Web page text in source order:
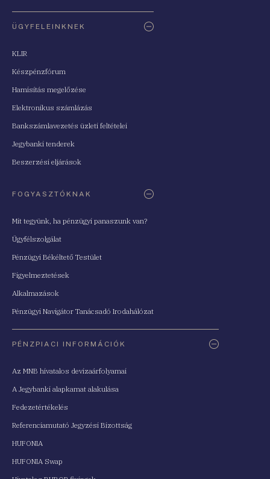
ÜGYFELEINKNEK
KLIR
Készpénzfórum
Hamisítás megelőzése
Elektronikus számlázás
Bankszámlavezetés üzleti feltételei
Jegybanki tenderek
Beszerzési eljárások
FOGYASZTÓKNAK
Mit tegyünk, ha pénzügyi panaszunk van?
Ügyfélszolgálat
Pénzügyi Békéltető Testület
Figyelmeztetések
Alkalmazások
Pénzügyi Navigátor Tanácsadó Irodahálózat
PÉNZPIACI INFORMÁCIÓK
Az MNB hivatalos devizaárfolyamai
A Jegybanki alapkamat alakulása
Fedezetértékelés
Referenciamutató Jegyzési Bizottság
HUFONIA
HUFONIA Swap